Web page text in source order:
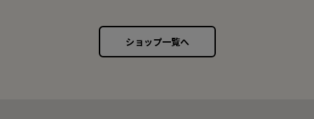
ショップ一覧へ